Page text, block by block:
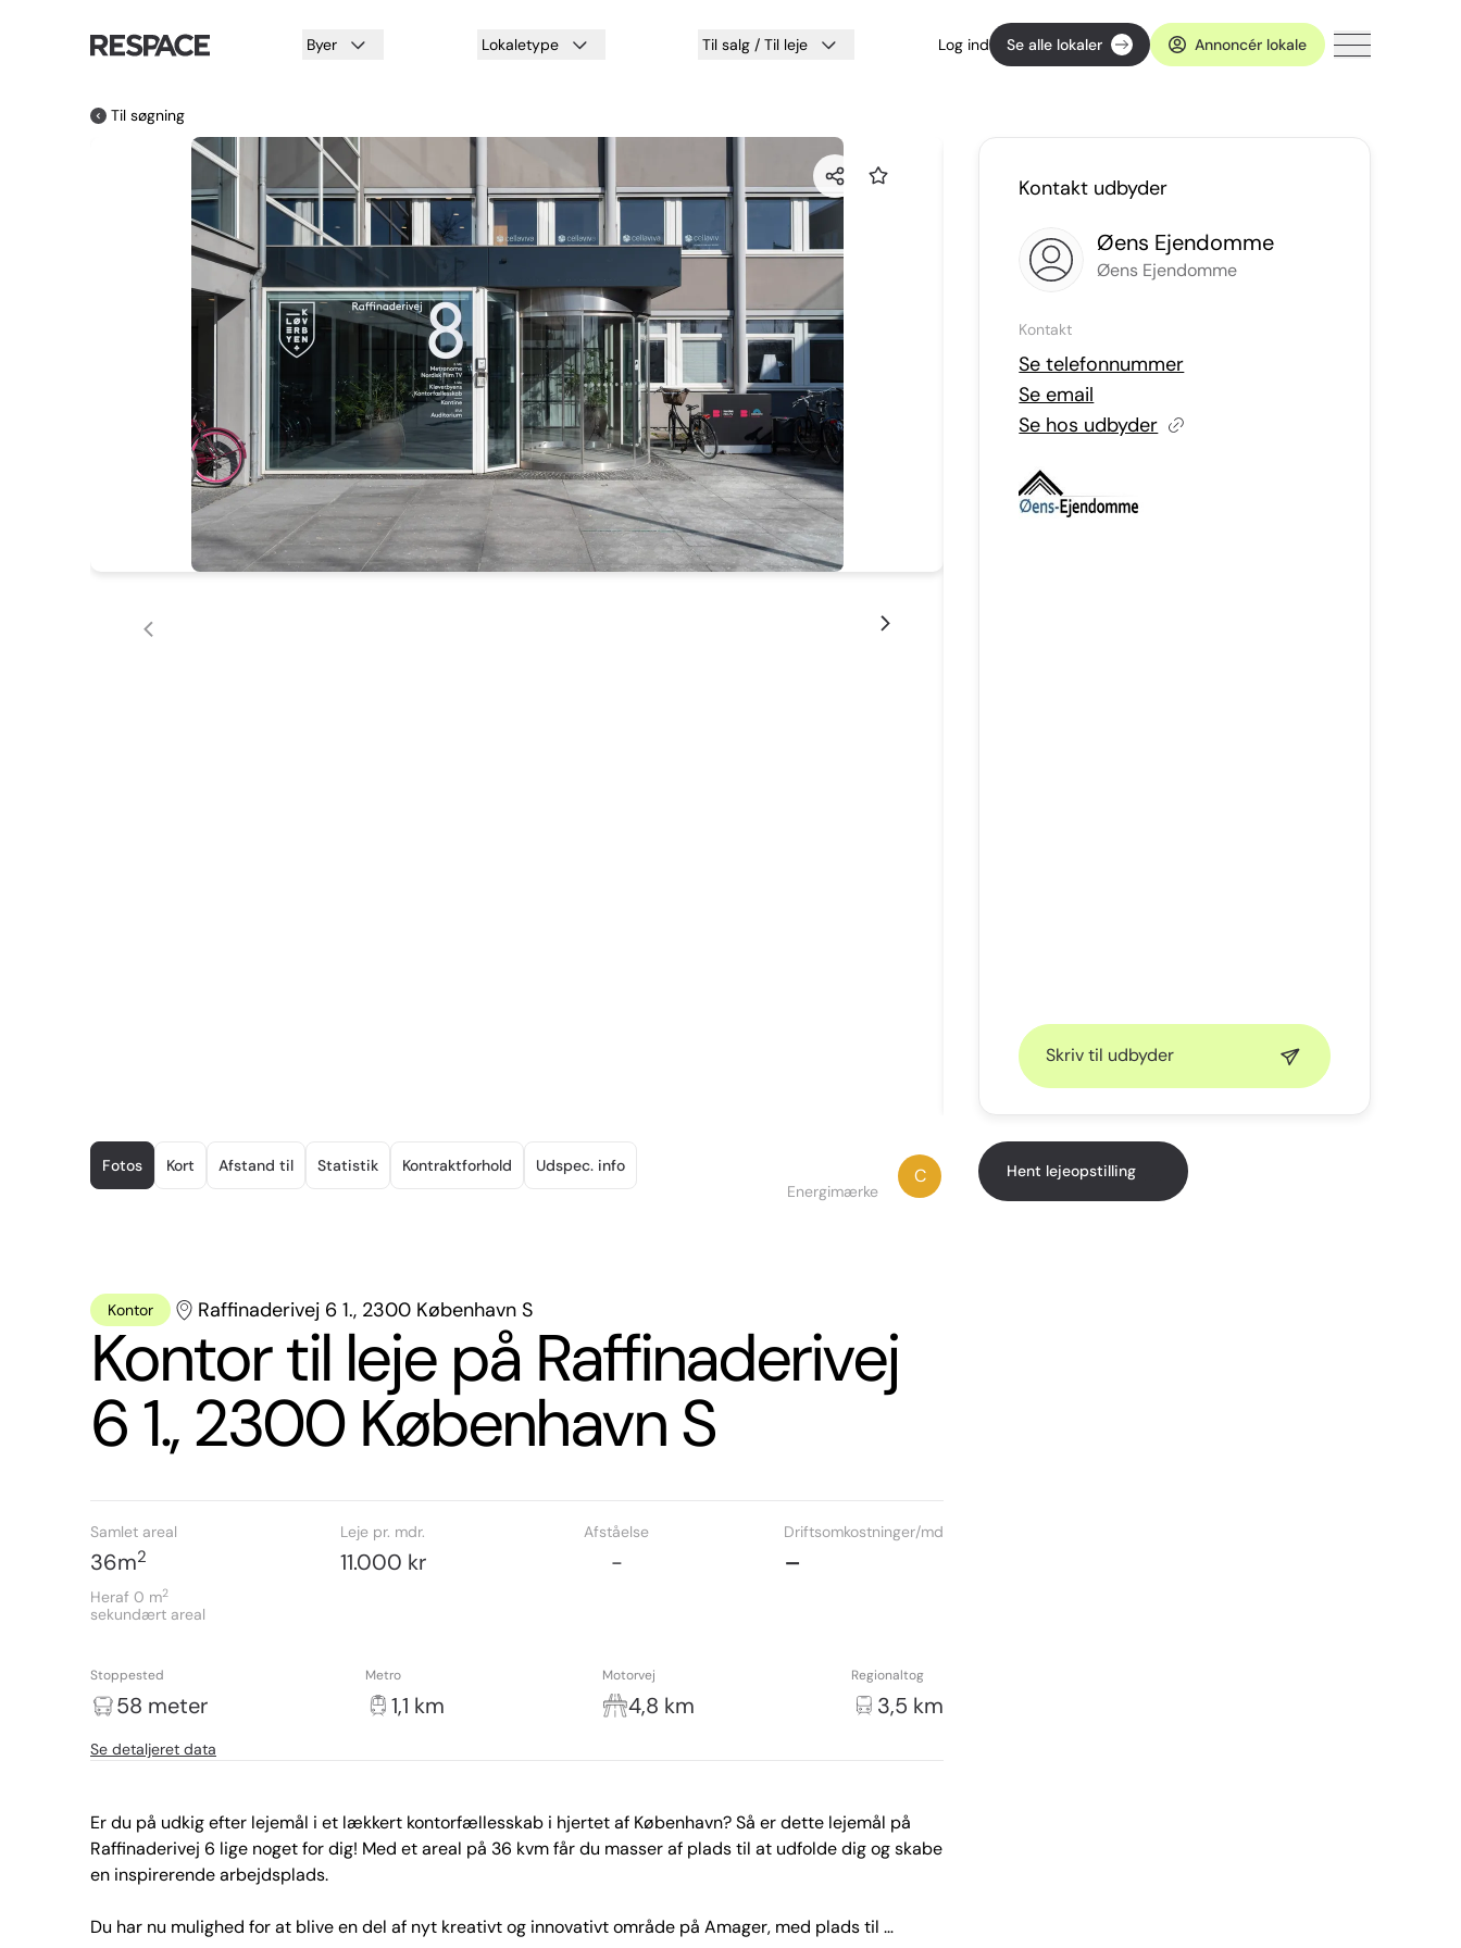
Byer Lokaletype Til salg / Til leje Log ind Se alle lokaler Annoncér lokale
Til søgning
1
of
Fotos Kort Afstand til Statistik Kontraktforhold
Udspec. info
Energimærke
C
Kontor Raffinaderivej 6 1., 2300 København S
Kontor til leje på Raffinaderivej
6 1., 2300 København S
Samlet areal
36m2
Heraf 0 m2
sekundært areal
Leje pr. mdr.
11.000 kr
Afståelse
-
Driftsomkostninger/md
-
Stoppested
58 meter
Metro
1,1 km
Motorvej
4,8 km
Regionaltog
3,5 km
Se detaljeret data
Er du på udkig efter lejemål i et lækkert kontorfællesskab i hjertet af København? Så er dette lejemål på
Raffinaderivej 6 lige noget for dig! Med et areal på 36 kvm får du masser af plads til at udfolde dig og skabe
en inspirerende arbejdsplads.
Du har nu mulighed for at blive en del af nyt kreativt og innovativt område på Amager, med plads til
Kontakt udbyder
Øens Ejendomme
Øens Ejendomme
Kontakt
Se telefonnummer
Se email
Se hos udbyder
Skriv til udbyder
Hent lejeopstilling